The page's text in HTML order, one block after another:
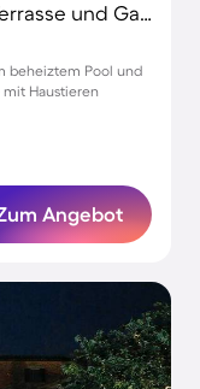
Ferienhaus mit privatem Pool, Terrasse und Garten | Naturblick
beheiztem Pool und
Haustieren
Angebot